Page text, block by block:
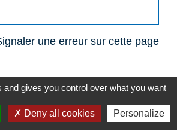
une erreur sur cette page
gives you control over what you want
Deny all cookies Personalize